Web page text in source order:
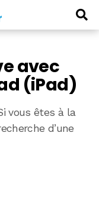
avec
(iPad)
vous êtes à la
d’une